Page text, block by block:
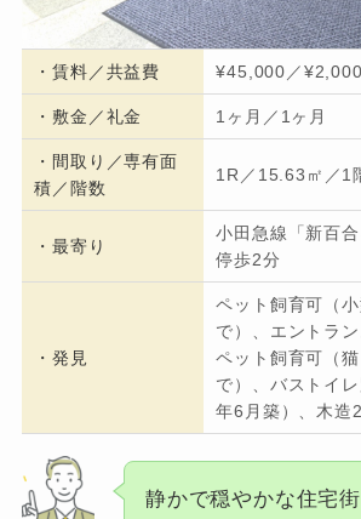
・賃料／共益費 ¥45,000／¥2,000
・ 敷金／礼金 1ヶ月／1ヶ月
・間取り／専有面
積／階数
1R／15.63㎡／1
・最寄り
小田急線「新百
停歩2分
・発見
ペット飼育可（
で）、エントラ
ペット飼育可（
で）、バストイ
年6月築）、木造
静かで穏やかな住宅